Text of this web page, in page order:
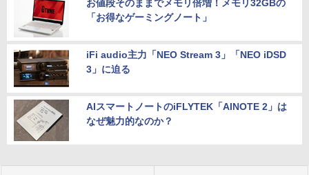
お値段そのままでメモリ倍増！メモリ32GBの
「お得なゲーミングノート」
iFi audio主力「NEO Stream 3」「NEO iDSD
3」に迫る
AIスマートノートのiFLYTEK「AINOTE 2」は
なぜ魅力的なのか？